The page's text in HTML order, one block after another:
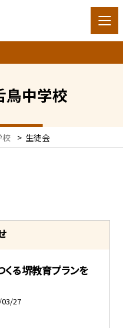
鳥中学校
校 > 生徒会
る堺教育プランを
27